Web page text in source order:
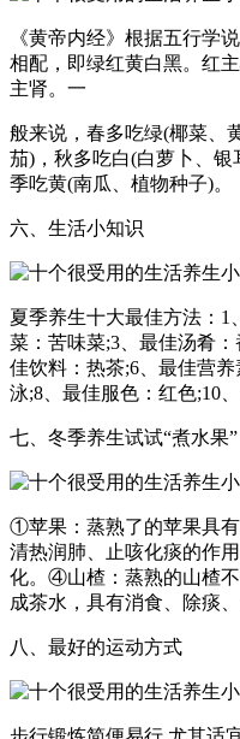
《黄帝内经》根据五行学
相配，即绿红黄白黑。红
主肾。一
般来说，春多吃绿(椰菜、
茄)，秋多吃白(白萝卜、
季吃黄(南瓜、植物种子)。
六、生活小知识
夏季养生十大最佳方法：1
菜：苦味菜;3、最佳汤肴
佳饮料：热茶;6、最佳营
泳;8、最佳服色：红色;10
七、冬季养生试试“煮水果”
①苹果：蒸熟了的苹果具
清热润肺、止咳化痰的作
化。④山楂：蒸熟的山楂
成茶水，具有消食、除痰
八、最好的运动方式